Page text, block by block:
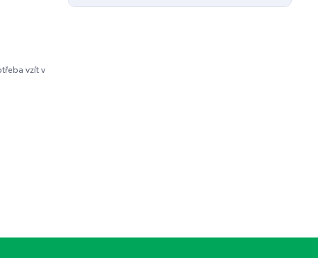
vzít v